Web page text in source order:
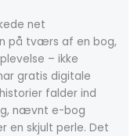
net
på tværs af en bog,
– ikke
gratis digitale
falder ind
nævnt e-bog
en skjult perle. Det